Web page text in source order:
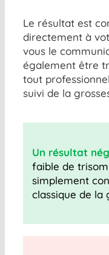
Le résultat est
directement à
vous le
également être
tout
suivi de la
Un résultat
faible de
simplement
classique de la